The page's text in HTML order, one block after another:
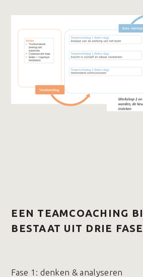
EEN TEAMCOACHING
BESTAAT UIT DRIE
Fase 1️: denken & analyseren